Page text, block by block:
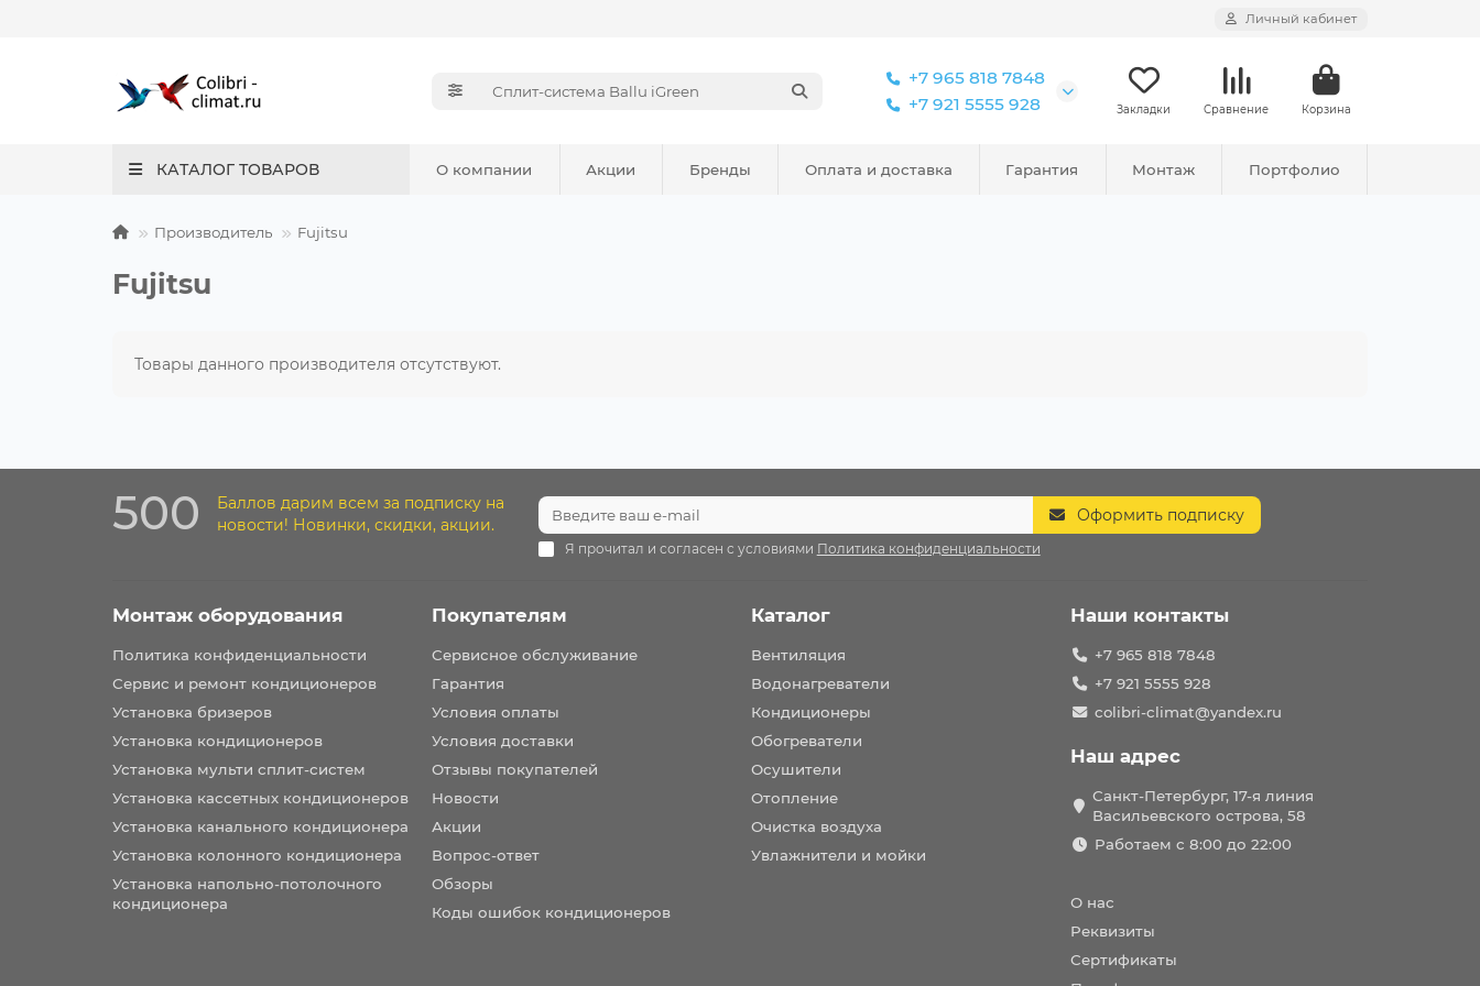
Личный кабинет
+7 965 818 7848
+7 921 5555 928
Закладки Сравнение Корзина
КАТАЛОГ ТОВАРОВ О компании Акции Бренды Оплата и доставка Гарантия Монтаж Портфолио
Производитель Fujitsu
Fujitsu
Товары данного производителя отсутствуют.
500
Баллов дарим всем за подписку на
новости! Новинки, скидки, акции.
Оформить подписку
Я прочитал и согласен с условиями Политика конфиденциальности
Монтаж оборудования
Политика конфиденциальности
Сервис и ремонт кондиционеров
Установка бризеров
Установка кондиционеров
Установка мульти сплит-систем
Установка кассетных кондиционеров
Установка канального кондиционера
Установка колонного кондиционера
Установка напольно-потолочного
кондиционера
Покупателям
Сервисное обслуживание
Гарантия
Условия оплаты
Условия доставки
Отзывы покупателей
Новости
Акции
Вопрос-ответ
Обзоры
Коды ошибок кондиционеров
Каталог
Вентиляция
Водонагреватели
Кондиционеры
Обогреватели
Осушители
Отопление
Очистка воздуха
Увлажнители и мойки
Наши контакты
+7 965 818 7848
+7 921 5555 928
colibri-climat@yandex.ru
Наш адрес
Санкт-Петербург, 17-я линия
Васильевского острова, 58
Работаем с 8:00 до 22:00
О нас
Реквизиты
Сертификаты